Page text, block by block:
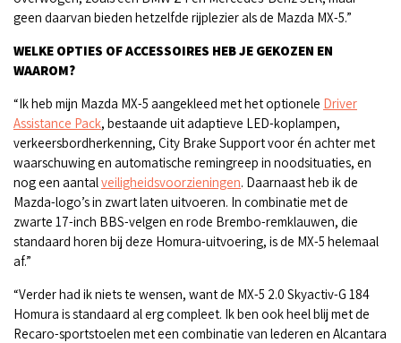
geen daarvan bieden hetzelfde rijplezier als de Mazda MX-5.”
WELKE OPTIES OF ACCESSOIRES HEB JE GEKOZEN EN
WAAROM?
“Ik heb mijn Mazda MX-5 aangekleed met het optionele Driver
Assistance Pack, bestaande uit adaptieve LED-koplampen,
verkeersbordherkenning, City Brake Support voor én achter met
waarschuwing en automatische remingreep in noodsituaties, en
nog een aantal veiligheidsvoorzieningen. Daarnaast heb ik de
Mazda-logo’s in zwart laten uitvoeren. In combinatie met de
zwarte 17-inch BBS-velgen en rode Brembo-remklauwen, die
standaard horen bij deze Homura-uitvoering, is de MX-5 helemaal
af.”
“Verder had ik niets te wensen, want de MX-5 2.0 Skyactiv-G 184
Homura is standaard al erg compleet. Ik ben ook heel blij met de
Recaro-sportstoelen met een combinatie van lederen en Alcantara